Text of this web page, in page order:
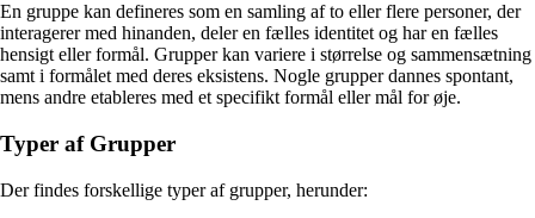
En gruppe kan defineres som en samling af to eller flere personer, der
interagerer med hinanden, deler en fælles identitet og har en fælles
hensigt eller formål. Grupper kan variere i størrelse og sammensætning
samt i formålet med deres eksistens. Nogle grupper dannes spontant,
mens andre etableres med et specifikt formål eller mål for øje.
Typer af Grupper
Der findes forskellige typer af grupper, herunder: